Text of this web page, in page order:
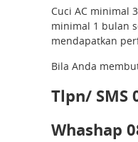
Cuci AC minimal
minimal 1 bulan
mendapatkan
Bila Anda
Tlpn/ SMS
Whashap